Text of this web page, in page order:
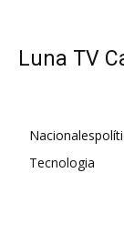
Luna TV
Nacionales
Tecnologia